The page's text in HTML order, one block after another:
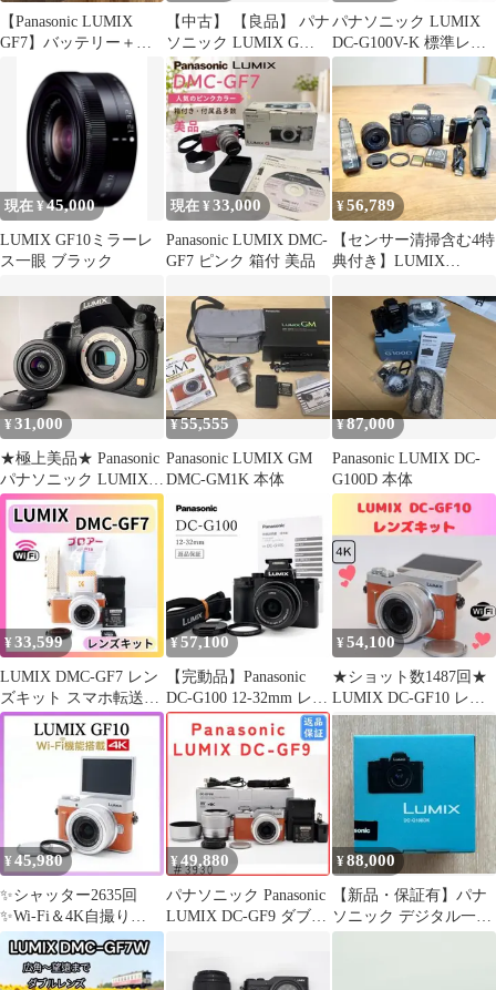
【Panasonic LUMIX
GF7】バッテリー＋充
【中古】 【良品】 パナ
ソニック LUMIX G
VARIO 12-32mm F3.5-
5.6 ASPH. MEGA O.I.S.
[H-FS12032] ブラック
パナソニック LUMIX
DC-G100V-K 標準レン
ズ トライポッドグリッ
プ
現在 ¥45,000
LUMIX GF10ミラーレ
ス一眼 ブラック
現在 ¥33,000
Panasonic LUMIX DMC-
GF7 ピンク 箱付 美品
¥56,789
【センサー清掃含む4特
典付き】LUMIX
【安心返金保証】
¥31,000
★極上美品★ Panasonic
パナソニック LUMIX
DMC-GH3 ボディ G
VARIO 12-32mm F3.5-
5.6 ★動作確認済み
#0493 #265
¥55,555
Panasonic LUMIX GM
DMC-GM1K 本体
¥87,000
Panasonic LUMIX DC-
G100D 本体
¥33,599
LUMIX DMC-GF7 レン
ズキット スマホ転送
Wi-Fi 自撮りOK
¥ 57,100
【完動品】Panasonic
DC-G100 12-32mm レン
ズ 返品保証
¥54,100
★ショット数1487回★
LUMIX DC-GF10 レン
ズキット Wi-Fi
¥ 45,980
✨シャッター2635回
✨Wi-Fi＆4K自撮り
✨LUMIX GF10オレン
ジ
¥49,880
パナソニック Panasonic
LUMIX DC-GF9 ダブル
¥88,000
【新品・保証有】パナ
ソニック デジタル一眼
カメラ ルミックス DC-